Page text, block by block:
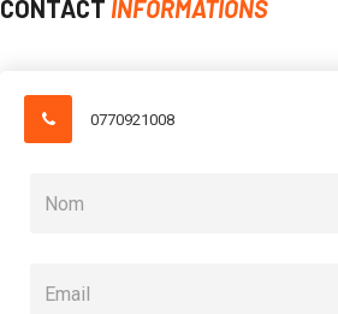
CONTACT INFORMATIONS
0770921008